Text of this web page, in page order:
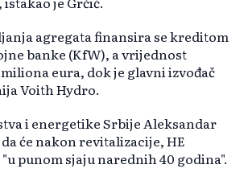
agregata finansira se kreditom
banke (KfW), a vrijednost
eura, dok je glavni izvođač
Voith Hydro.
i energetike Srbije Aleksandar
će nakon revitalizacije, HE
punom sjaju narednih 40 godina".